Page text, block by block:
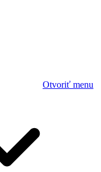
Otvoriť menu